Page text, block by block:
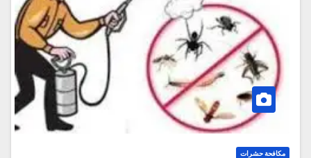
مكافحة حشرات